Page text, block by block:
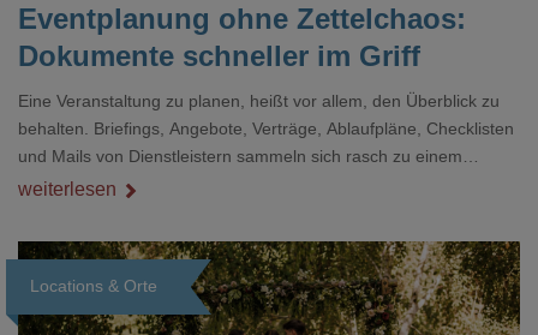
Eventplanung ohne Zettelchaos:
Dokumente schneller im Griff
Eine Veranstaltung zu planen, heißt vor allem, den Überblick zu
behalten. Briefings, Angebote, Verträge, Ablaufpläne, Checklisten
und Mails von Dienstleistern sammeln sich rasch zu einem
unübersichtlichen Stapel. Wer schon einmal kurz vor einem Event
Dokument gesucht hat, kennt das mulmige Gefühl.
weiterlesen
Locations & Orte